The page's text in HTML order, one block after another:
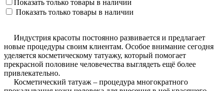
Показать только товары в наличии
Показать только товары в наличии
Индустрия красоты постоянно развивается и предлагает
новые процедуры своим клиентам. Особое внимание сегодня
уделяется косметическому татуажу, который помогает
прекрасной половине человечества выглядеть ещё более
привлекательно.
Косметический татуаж – процедура многократного